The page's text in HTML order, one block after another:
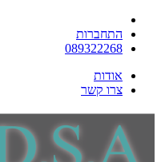
התחברות
089322268
אודות
צרו קשר